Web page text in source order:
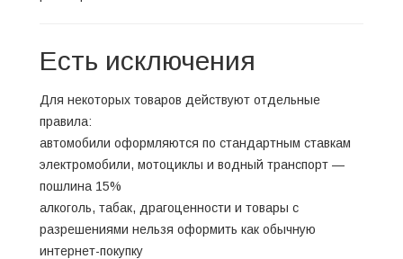
Есть исключения
Для некоторых товаров действуют отдельные
правила:
автомобили оформляются по стандартным ставкам
электромобили, мотоциклы и водный транспорт —
пошлина 15%
алкоголь, табак, драгоценности и товары с
разрешениями нельзя оформить как обычную
интернет-покупку